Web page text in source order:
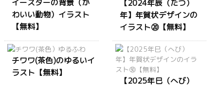
イースターの背景（か
わいい動物）イラスト
【無料】
【2024年辰（たつ）
年】年賀状デザインの
イラスト⑳【無料】
チワワ(茶色)のゆるいイ
ラスト【無料】
【2025年巳（へび）